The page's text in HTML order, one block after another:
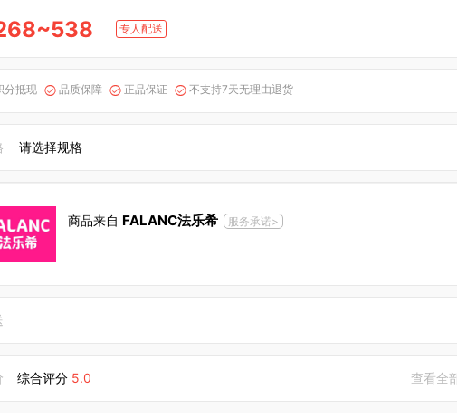
专人配送
分抵现  品质保障  正品保证  不支持7天无理由退货
请选择规格
商品来自 FALANC法乐希 服务承诺>
综合评分 5.0 查看全